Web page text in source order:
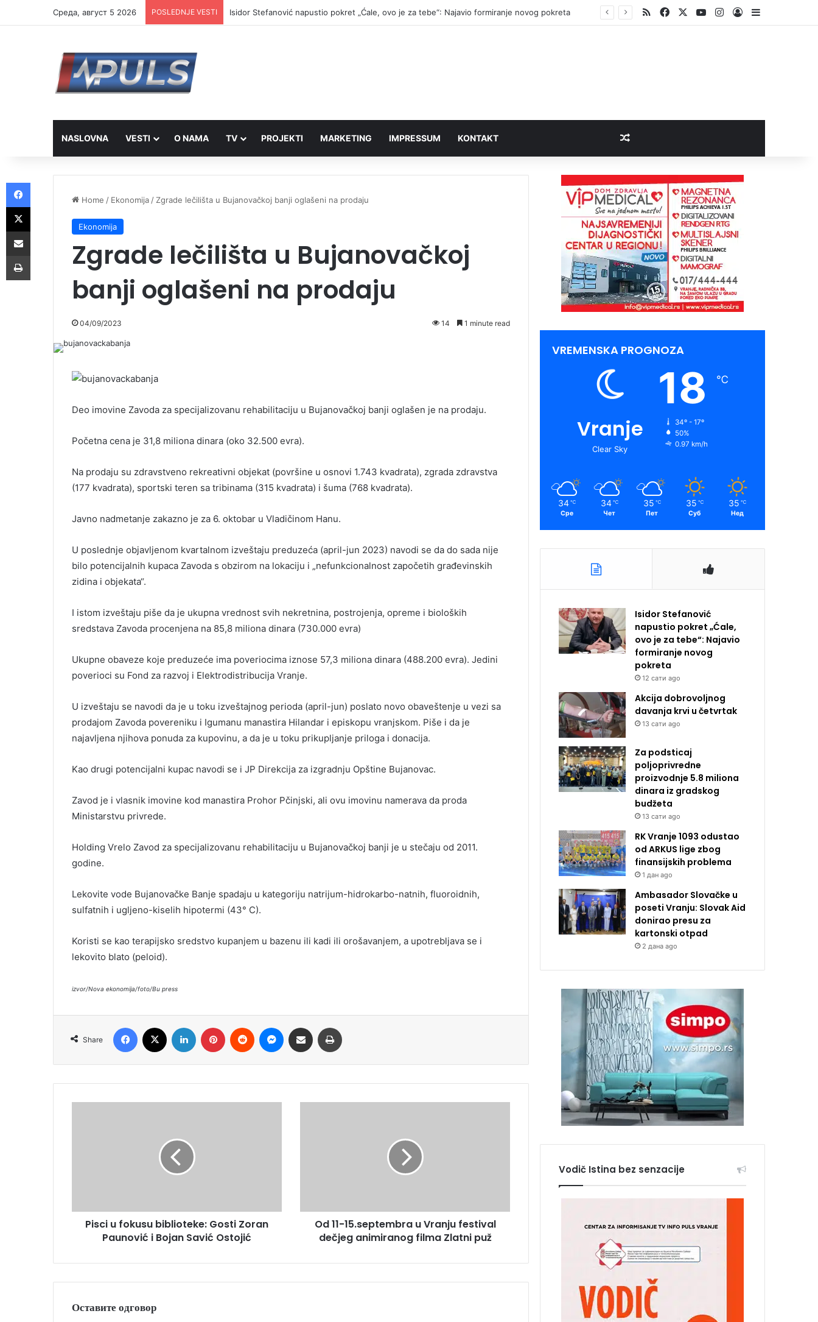
Cреда, август 5 2026 POSLEDNJE VESTI Isidor Stefanović napustio pokret „Ćale, ovo je za tebe“: Najavio formiranje novog pokreta RSS Facebook YouTubeInstagram
Log In
NASLOVNA VESTI O NAMA TV PROJEKTI MARKETING IMPRESSUM KONTAKT
Home / Ekonomija / Zgrade lečilišta u Bujanovačkoj banji oglašeni na prodaju
Ekonomija
Zgrade lečilišta u Bujanovačkoj
banji oglašeni na prodaju
04/09/2023 14 1 minute read
Deo imovine Zavoda za specijalizovanu rehabilitaciju u Bujanovačkoj banji oglašen je na prodaju.
Početna cena je 31,8 miliona dinara (oko 32.500 evra).
Na prodaju su zdravstveno rekreativni objekat (površine u osnovi 1.743 kvadrata), zgrada zdravstva
(177 kvadrata), sportski teren sa tribinama (315 kvadrata) i šuma (768 kvadrata).
Javno nadmetanje zakazno je za 6. oktobar u Vladičinom Hanu.
U poslednje objavljenom kvartalnom izveštaju preduzeća (april-jun 2023) navodi se da do sada nije
bilo potencijalnih kupaca Zavoda s obzirom na lokaciju i „nefunkcionalnost započetih građevinskih
zidina i objekata“.
I istom izveštaju piše da je ukupna vrednost svih nekretnina, postrojenja, opreme i bioloških
sredstava Zavoda procenjena na 85,8 miliona dinara (730.000 evra)
Ukupne obaveze koje preduzeće ima poveriocima iznose 57,3 miliona dinara (488.200 evra). Jedini
poverioci su Fond za razvoj i Elektrodistribucija Vranje.
U izveštaju se navodi da je u toku izveštajnog perioda (april-jun) poslato novo obaveštenje u vezi sa
prodajom Zavoda povereniku i Igumanu manastira Hilandar i episkopu vranjskom. Piše i da je
najavljena njihova ponuda za kupovinu, a da je u toku prikupljanje priloga i donacija.
Kao drugi potencijalni kupac navodi se i JP Direkcija za izgradnju Opštine Bujanovac.
Zavod je i vlasnik imovine kod manastira Prohor Pčinjski, ali ovu imovinu namerava da proda
Ministarstvu privrede.
Holding Vrelo Zavod za specijalizovanu rehabilitaciju u Bujanovačkoj banji je u stečaju od 2011.
godine.
Lekovite vode Bujanovačke Banje spadaju u kategoriju natrijum-hidrokarbo-natnih, fluoroidnih,
sulfatnih i ugljeno-kiselih hipotermi (43° C).
Koristi se kao terapijsko sredstvo kupanjem u bazenu ili kadi ili orošavanjem, a upotrebljava se i
lekovito blato (peloid).
izvor/Nova ekonomija/foto/Bu press
Share
Pisci u fokusu biblioteke: Gosti Zoran
Paunović i Bojan Savić Ostojić
Od 11-15.septembra u Vranju festival
dečjeg animiranog filma Zlatni puž
Оставите одговор
VREMENSKA PROGNOZA
Vranje
Clear Sky
18 ℃
34º - 17º
50%
0.97 km/h
34 ℃
Сре
34 ℃
Чет
35 ℃
Пет
35 ℃
Суб
35 ℃
Нед
Isidor Stefanović
napustio pokret „Ćale,
ovo je za tebe“: Najavio
formiranje novog
pokreta
12 сати ago
Akcija dobrovoljnog
davanja krvi u četvrtak
13 сати ago
Za podsticaj
poljoprivredne
proizvodnje 5.8 miliona
dinara iz gradskog
budžeta
13 сати ago
RK Vranje 1093 odustao
od ARKUS lige zbog
finansijskih problema
1 дан ago
Ambasador Slovačke u
poseti Vranju: Slovak Aid
donirao presu za
kartonski otpad
2 дана ago
Vodič Istina bez senzacije